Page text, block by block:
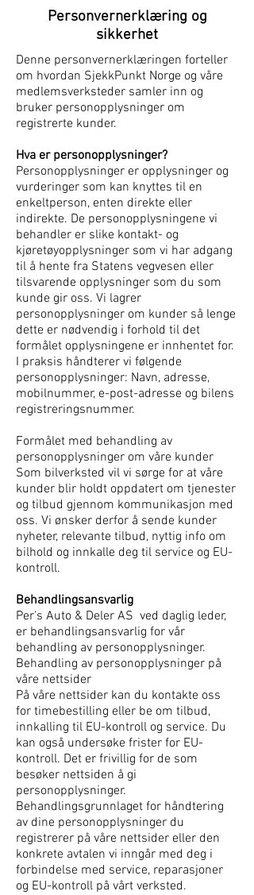
Personvernerklæring og
sikkerhet
Denne personvernerklæringen forteller
om hvordan SjekkPunkt Norge og våre
medlemsverksteder samler inn og
bruker personopplysninger om
registrerte kunder.
Hva er personopplysninger?
Personopplysninger er opplysninger og
vurderinger som kan knyttes til en
enkeltperson, enten direkte eller
indirekte. De personopplysningene vi
behandler er slike kontakt- og
kjøretøyopplysninger som vi har adgang
til å hente fra Statens vegvesen eller
tilsvarende opplysninger som du som
kunde gir oss. Vi lagrer
personopplysninger om kunder så lenge
dette er nødvendig i forhold til det
formålet opplysningene er innhentet for.
I praksis håndterer vi følgende
personopplysninger: Navn, adresse,
mobilnummer, e-post-adresse og bilens
registreringsnummer.
Formålet med behandling av
personopplysninger om våre kunder
Som bilverksted vil vi sørge for at våre
kunder blir holdt oppdatert om tjenester
og tilbud gjennom kommunikasjon med
oss. Vi ønsker derfor å sende kunder
nyheter, relevante tilbud, nyttig info om
bilhold og innkalle deg til service og EU-
kontroll.
Behandlingsansvarlig
Per's Auto & Deler AS ved daglig leder,
er behandlingsansvarlig for vår
behandling av personopplysninger.
Behandling av personopplysninger på
våre nettsider
På våre nettsider kan du kontakte oss
for timebestilling eller be om tilbud,
innkalling til EU-kontroll og service. Du
kan også undersøke frister for EU-
kontroll. Det er frivillig for de som
besøker nettsiden å gi
personopplysninger.
Behandlingsgrunnlaget for håndtering
av dine personopplysninger du
registrerer på våre nettsider eller den
konkrete avtalen vi inngår med deg i
forbindelse med service, reparasjoner
og EU-kontroll på vårt verksted.